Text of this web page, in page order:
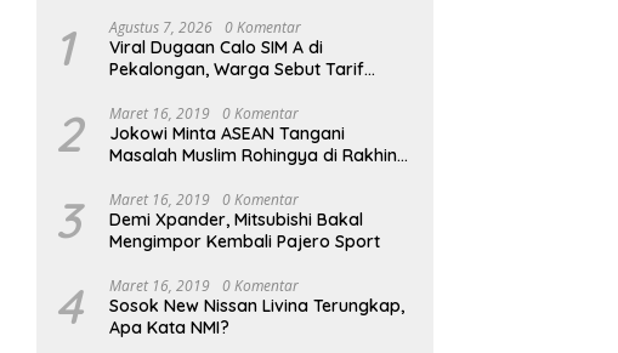
1 Agustus 7, 2026 0 Komentar
Viral Dugaan Calo SIM A di
Pekalongan, Warga Sebut Tarif
2 Maret 16, 2019 0 Komentar
Jokowi Minta ASEAN Tangani
Masalah Muslim Rohingya di Rakhine
3 Maret 16, 2019 0 Komentar
Demi Xpander, Mitsubishi Bakal
Mengimpor Kembali Pajero Sport
4 Maret 16, 2019 0 Komentar
Sosok New Nissan Livina Terungkap,
Apa Kata NMI?